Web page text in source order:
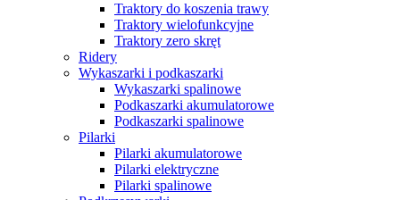
Traktory do koszenia trawy
Traktory wielofunkcyjne
Traktory zero skręt
Ridery
Wykaszarki i podkaszarki
Wykaszarki spalinowe
Podkaszarki akumulatorowe
Podkaszarki spalinowe
Pilarki
Pilarki akumulatorowe
Pilarki elektryczne
Pilarki spalinowe